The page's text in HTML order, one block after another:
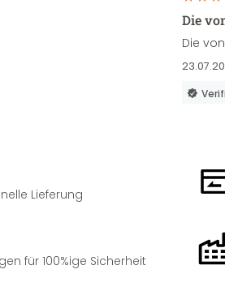
Die
Die
Lieferung
für 100%ige Sicherheit